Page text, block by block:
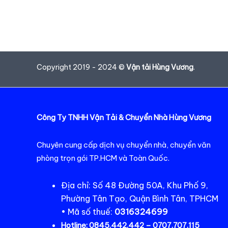
Copyright 2019 - 2024 © Vận tải Hùng Vương.
Công Ty TNHH Vận Tải & Chuyển Nhà Hùng Vương
Chuyên cung cấp dịch vụ chuyển nhà, chuyển văn
phòng trọn gói TP.HCM và Toàn Quốc.
Địa chỉ: Số 48 Đường 50A, Khu Phố 9,
Phường Tân Tạo, Quận Bình Tân, TPHCM
• Mã số thuế: 0316324699
Hotline:0845.442.442 – 0707.707.115